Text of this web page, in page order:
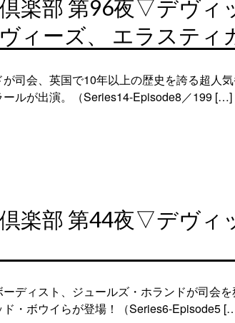
楽部 第96夜▽デヴィ
ィーズ、 エラスティ
司会、英国で10年以上の歴史を誇る超人
ールが出演。（Series14-Episode8／199 […]
楽部 第44夜▽デヴィ
ディスト、ジュールズ・ホランドが司会
ド・ボウイらが登場！（Series6-Episode5